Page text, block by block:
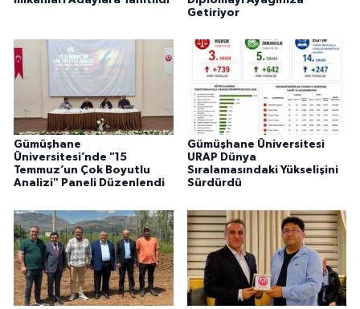
Getiriyor
Gümüşhane
Üniversitesi’nde "15
Temmuz’un Çok Boyutlu
Analizi" Paneli Düzenlendi
Gümüşhane Üniversitesi
URAP Dünya
Sıralamasındaki Yükselişini
Sürdürdü